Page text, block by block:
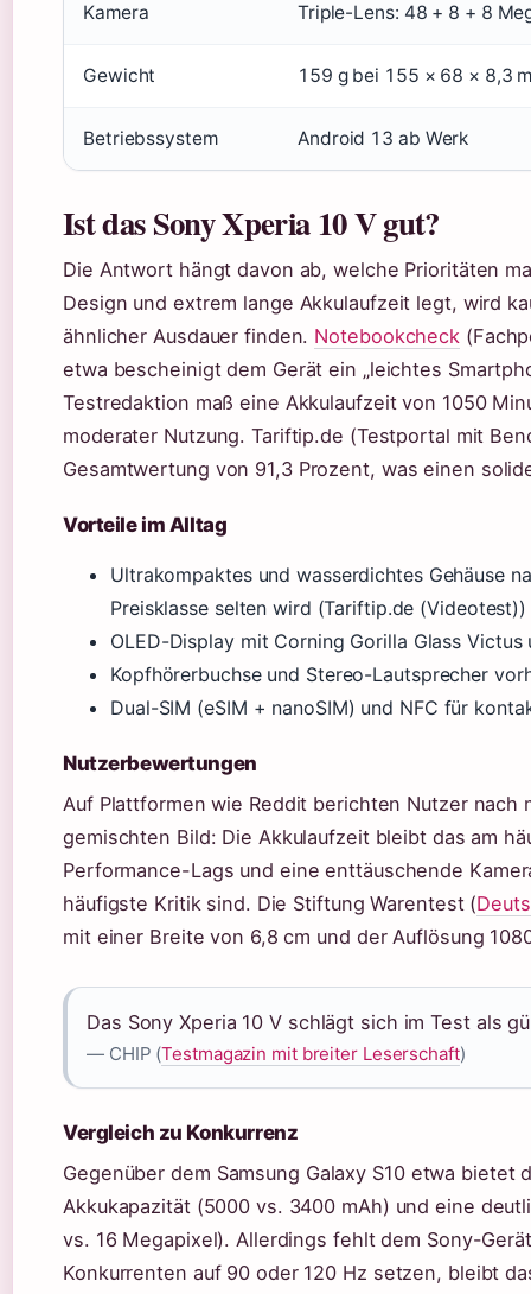
Kamera Triple-Lens: 48 + 8 + 8
Gewicht 159 g bei 155 × 68 × 8,3
Betriebssystem Android 13 ab Werk
Ist das Sony Xperia 10 V gut?
Die Antwort hängt davon ab, welche Prioritäten
Design und extrem lange Akkulaufzeit legt, wird
ähnlicher Ausdauer finden. Notebookcheck
etwa bescheinigt dem Gerät ein „leichtes
Testredaktion maß eine Akkulaufzeit von 1050
moderater Nutzung. Tariftip.de (Testportal mit
Gesamtwertung von 91,3 Prozent, was einen
Vorteile im Alltag
Ultrakompaktes und wasserdichtes Gehäuse
Preisklasse selten wird (Tariftip.de (Videotest))
OLED-Display mit Corning Gorilla Glass
Kopfhörerbuchse und Stereo-Lautsprecher
Dual-SIM (eSIM + nanoSIM) und NFC für
Nutzerbewertungen
Auf Plattformen wie Reddit berichten Nutzer nach
gemischten Bild: Die Akkulaufzeit bleibt das am
Performance-Lags und eine enttäuschende
häufigste Kritik sind. Die Stiftung Warentest (
mit einer Breite von 6,8 cm und der Auflösung
Das Sony Xperia 10 V schlägt sich im Test als
— CHIP (Testmagazin mit breiter Leserschaft)
Vergleich zu Konkurrenz
Gegenüber dem Samsung Galaxy S10 etwa bietet
Akkukapazität (5000 vs. 3400 mAh) und eine
vs. 16 Megapixel). Allerdings fehlt dem Sony-
Konkurrenten auf 90 oder 120 Hz setzen, bleibt